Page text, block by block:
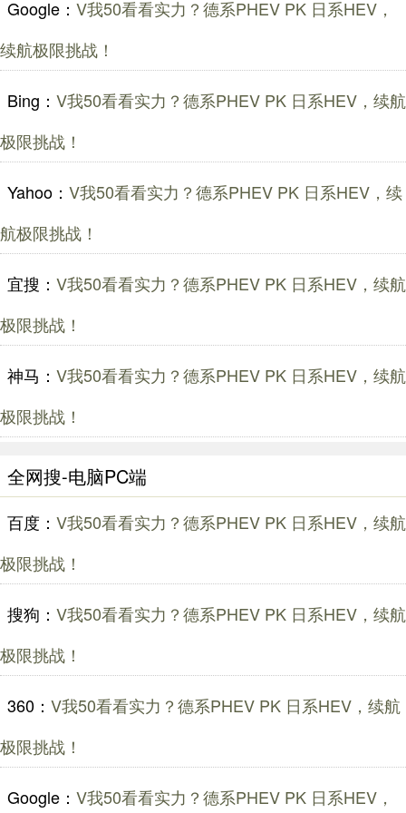
Google： V我50看看实力？德系PHEV PK 日系HEV，
续航极限挑战！
Bing： V我50看看实力？德系PHEV PK 日系HEV，续航
极限挑战！
Yahoo： V我50看看实力？德系PHEV PK 日系HEV，续
航极限挑战！
宜搜： V我50看看实力？德系PHEV PK 日系HEV，续航
极限挑战！
神马： V我50看看实力？德系PHEV PK 日系HEV，续航
极限挑战！
全网搜-电脑PC端
百度： V我50看看实力？德系PHEV PK 日系HEV，续航
极限挑战！
搜狗： V我50看看实力？德系PHEV PK 日系HEV，续航
极限挑战！
360： V我50看看实力？德系PHEV PK 日系HEV，续航
极限挑战！
Google： V我50看看实力？德系PHEV PK 日系HEV，